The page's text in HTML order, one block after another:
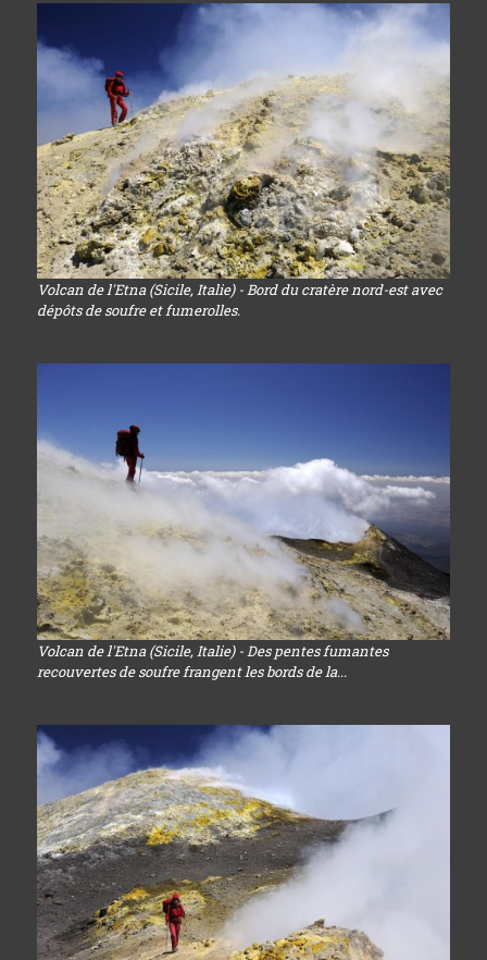
Volcan de l'Etna (Sicile, Italie) - Bord du cratère nord-est avec
dépôts de soufre et fumerolles.
Volcan de l'Etna (Sicile, Italie) - Des pentes fumantes
recouvertes de soufre frangent les bords de la...